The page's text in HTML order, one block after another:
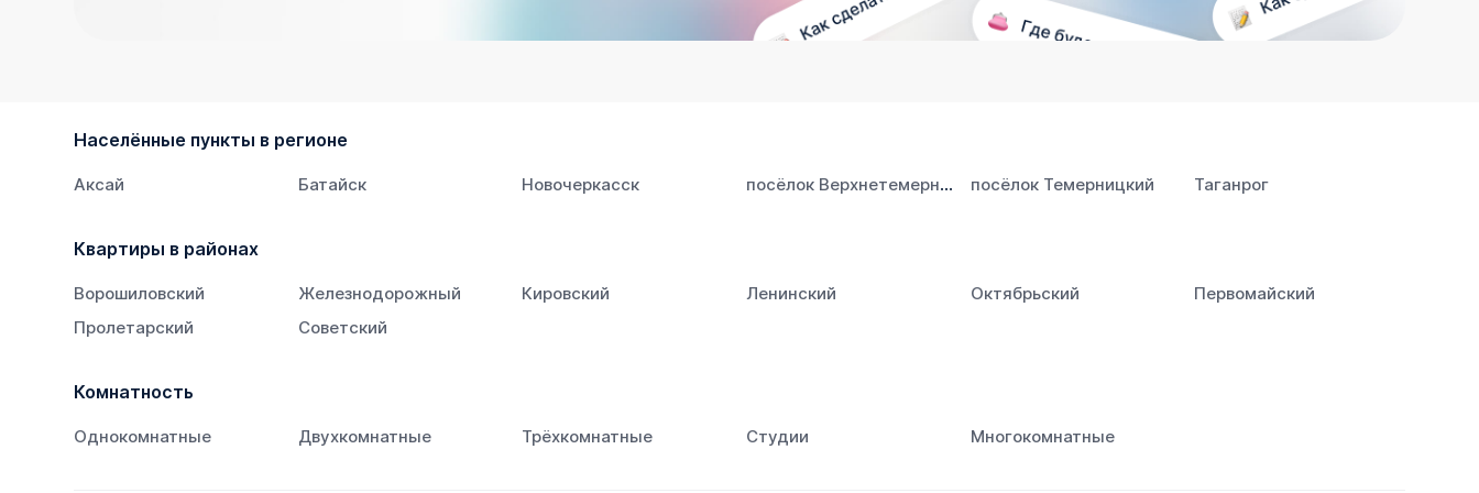
Населённые пункты в регионе
Аксай Батайск Новочеркасск посёлок Верхнетемерницкий посёлок Темерницкий Таганрог
Квартиры в районах
Ворошиловский Железнодорожный Кировский Ленинский Октябрьский
Первомайский
Пролетарский
Советский
Комнатность
Однокомнатные Двухкомнатные Трёхкомнатные Студии Многокомнатные